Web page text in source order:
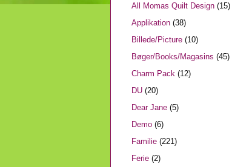
All Momas Quilt Design (15)
Applikation (38)
Billede/Picture (10)
Bøger/Books/Magasins (45)
Charm Pack (12)
DU (20)
Dear Jane (5)
Demo (6)
Familie (221)
Ferie (2)